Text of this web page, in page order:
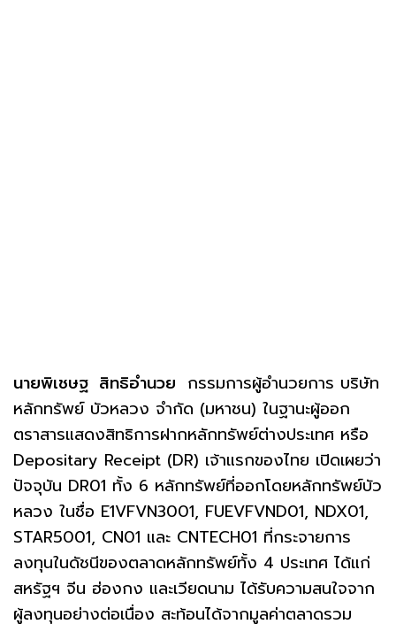
นายพิเชษฐ สิทธิอำนวย กรรมการผู้อำนวยการ บริษัท
หลักทรัพย์ บัวหลวง จำกัด (มหาชน) ในฐานะผู้ออก
ตราสารแสดงสิทธิการฝากหลักทรัพย์ต่างประเทศ หรือ
Depositary Receipt (DR) เจ้าแรกของไทย เปิดเผยว่า
ปัจจุบัน DR01 ทั้ง 6 หลักทรัพย์ที่ออกโดยหลักทรัพย์บัว
หลวง ในชื่อ E1VFVN3001, FUEVFVND01, NDX01,
STAR5001, CN01 และ CNTECH01 ที่กระจายการ
ลงทุนในดัชนีของตลาดหลักทรัพย์ทั้ง 4 ประเทศ ได้แก่
สหรัฐฯ จีน ฮ่องกง และเวียดนาม ได้รับความสนใจจาก
ผู้ลงทุนอย่างต่อเนื่อง สะท้อนได้จากมูลค่าตลาดรวม